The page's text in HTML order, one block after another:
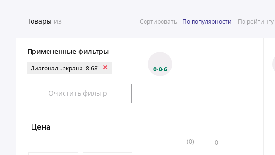
Товары из Сортировать: По популярности По рейтингу
Примененные фильтры
Диагональ экрана: 8.68"
Очистить фильтр
Цена
0·0·6
(0) 0